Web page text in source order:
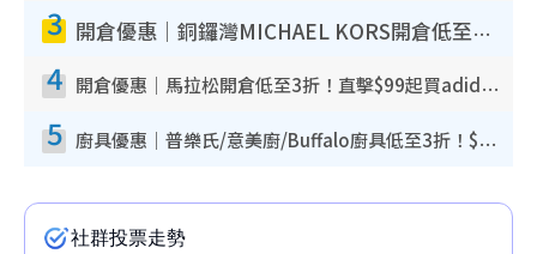
3 開倉優惠｜銅鑼灣MICHAEL KORS開倉低至17折！直擊$500起買手袋/銀包/鞋款 必買經典Jet Set系列
4 開倉優惠｜馬拉松開倉低至3折！直擊$99起買adidas／New Balance／Puma鞋款 STANLEY保溫杯劈價至$119起
5 廚具優惠｜普樂氏/意美廚/Buffalo廚具低至3折！$89起買煎鍋／炒鑊／個人鍋 同場小家電激減至$99起